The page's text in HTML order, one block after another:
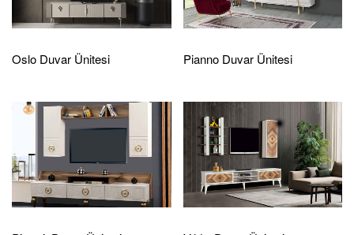
Oslo Duvar Ünitesi Pianno Duvar Ünitesi